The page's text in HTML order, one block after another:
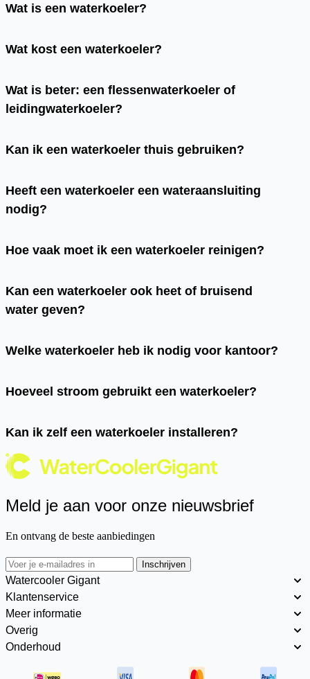
Wat is een waterkoeler?
Wat kost een waterkoeler?
Wat is beter: een flessenwaterkoeler of
leidingwaterkoeler?
Kan ik een waterkoeler thuis gebruiken?
Heeft een waterkoeler een wateraansluiting
nodig?
Hoe vaak moet ik een waterkoeler reinigen?
Kan een waterkoeler ook heet of bruisend
water geven?
Welke waterkoeler heb ik nodig voor kantoor?
Hoeveel stroom gebruikt een waterkoeler?
Kan ik zelf een waterkoeler installeren?
Meld je aan voor onze nieuwsbrief
En ontvang de beste aanbiedingen
Inschrijven
Watercooler Gigant
Klantenservice
Meer informatie
Overig
Onderhoud